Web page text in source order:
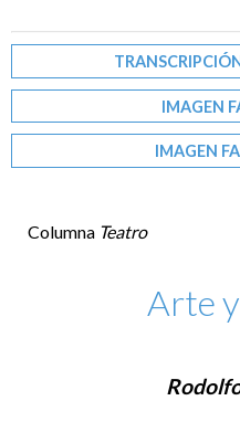
IMAGEN
IMAGEN
Columna Teatro
Arte